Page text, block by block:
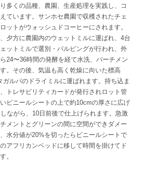
多くの品種、農園、生産処理を実践し、コ
ています。サンホセ農園で収穫されたチェ
ットがウォッシュドコーヒーにされます。
夕方に農園内のウェットミルに運ばれ、4台
ットミルで選別・パルピングが行われ、外
24〜36時間の発酵を経て水洗、パーチメン
。その後、気温も高く乾燥に向いた標高
ガルパのドライミルに運ばれます。持ち込ま
トレサビリティカードが発行されロット管
ビニールシートの上で約10cmの厚さに広げ
ながら、10日前後で仕上げられます。急激
メントとグリーンの間に空間ができダメー
水分値が20%を切ったらビニールシートで
アフリカンベッドに移して時間を掛けてド
。